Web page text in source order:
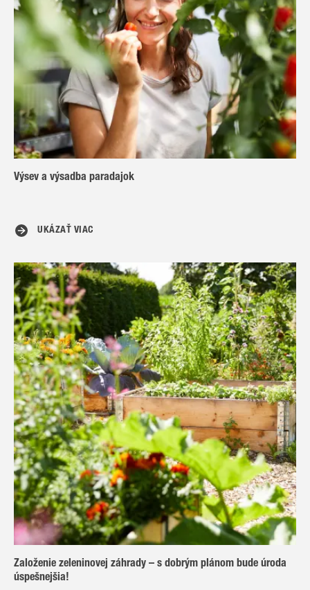
Výsev a výsadba paradajok
UKÁZAŤ VIAC
Založenie zeleninovej záhrady – s dobrým plánom bude úroda
úspešnejšia!